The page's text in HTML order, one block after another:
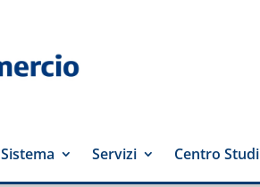
Sistema Servizi Centro Studi